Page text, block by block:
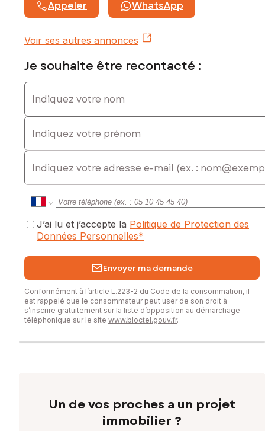
Appeler WhatsApp
Voir ses autres annonces
Je souhaite être recontacté :
Indiquez votre nom
Indiquez votre prénom
E-mail
J’ai lu et j’accepte la Politique de Protection des
Données Personnelles*
Envoyer ma demande
Conformément à l’article L.223-2 du Code de la consommation, il
est rappelé que le consommateur peut user de son droit à
s’inscrire gratuitement sur la liste d’opposition au démarchage
téléphonique sur le site www.bloctel.gouv.fr.
Un de vos proches a un projet
immobilier ?